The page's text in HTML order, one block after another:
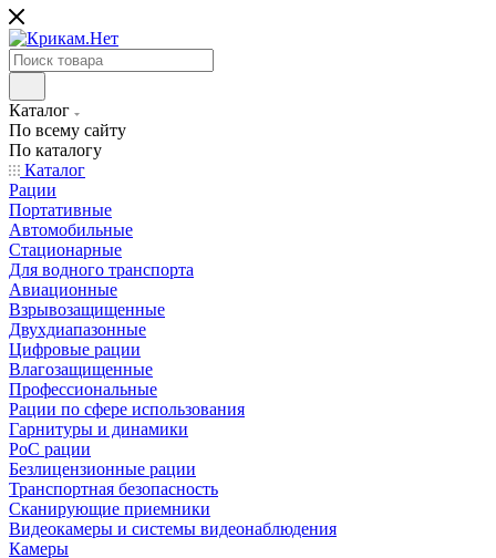
Каталог
По всему сайту
По каталогу
Каталог
Рации
Портативные
Автомобильные
Стационарные
Для водного транспорта
Авиационные
Взрывозащищенные
Двухдиапазонные
Цифровые рации
Влагозащищенные
Профессиональные
Рации по сфере использования
Гарнитуры и динамики
PoC рации
Безлицензионные рации
Транспортная безопасность
Сканирующие приемники
Видеокамеры и системы видеонаблюдения
Камеры